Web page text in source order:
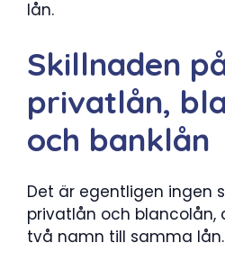
lån.
Skillnaden
privatlån,
och banklån
Det är egentligen ingen
privatlån och blancolån,
två namn till samma lån.